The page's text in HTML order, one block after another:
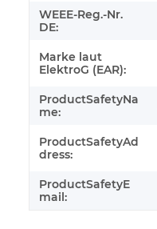
WEEE-Reg.-Nr.
DE:
Marke laut
ElektroG (EAR):
ProductSafetyNa
me:
ProductSafetyAd
dress:
ProductSafetyE
mail: